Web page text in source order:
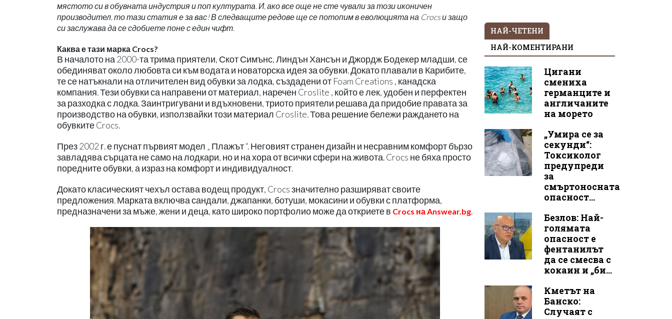
мястото си в обувната индустрия и поп културата. И, ако все още не сте чували за този иконичен
производител, то тази статия е за вас! В следващите редове ще се потопим в еволюцията на Crocs и защо
си заслужава да се сдобиете поне с един чифт.
Каква е тази марка Crocs?
В началото на 2000-та трима приятели, Скот Симънс, Линдън Хансън и Джордж Бодекер младши, се
обединяват около любовта си към водата и новаторска идея за обувки. Докато плавали в Карибите,
те се натъкнали на отличителен вид обувки за лодка, създадени от Foam Creations , канадска
компания. Тези обувки са направени от материал, наречен Croslite , който е лек, удобен и перфектен
за разходка с лодка. Заинтригувани и вдъхновени, триото приятели решава да придобие правата за
производство на обувки, използвайки този материал Croslite. Това решение бележи раждането на
обувките Crocs.
През 2002 г. е пуснат първият модел „ Плажът “. Неговият странен дизайн и несравним комфорт бързо
завладява сърцата не само на лодкари, но и на хора от всички сфери на живота. Crocs не бяха просто
поредните обувки, а израз на комфорт и индивидуалност.
Докато класическият чехъл остава водещ продукт, Crocs значително разширяват своите
предложения. Марката включва сандали, джапанки, ботуши, мокасини и обувки с платформа,
предназначени за мъже, жени и деца, като широко портфолио може да откриете в Crocs на Answear.bg.
НАЙ-ЧЕТЕНИ
НАЙ-КОМЕНТИРАНИ
Цигани
смениха
германците и
англичаните
на морето
„Умира се за
секунди“:
Токсиколог
предупреди
за
смъртоносната
опасност...
Безлов: Най-
голямата
опасност е
фентанилът
да се смесва с
кокаин и „би...
Кметът на
Банско:
Случаят с